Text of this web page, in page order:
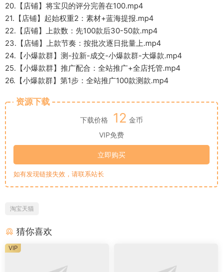
20.【店铺】将宝贝的评分完善在100.mp4
21.【店铺】起始权重2：素材+蓝海提报.mp4
22.【店铺】上款数：先100款后30-50款.mp4
23.【店铺】上款节奏：按批次逐日批量上.mp4
24.【小爆款群】测-拉新-成交-小爆款群-大爆款.mp4
25.【小爆款群】推广配合：全站推广+全店托管.mp4
26.【小爆款群】第1步：全站推广100款测款.mp4
资源下载
下载价格 12 金币
VIP免费
立即购买
如有发现链接失效，请联系站长
淘宝天猫
猜你喜欢
VIP